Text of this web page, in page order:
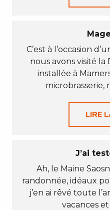
C’est à l’occasion
nous avons visité la
installée à
microbrasserie,
LIRE
J’ai
Ah, le Maine
randonnée, idéaux
j’en ai rêvé toute
vacances